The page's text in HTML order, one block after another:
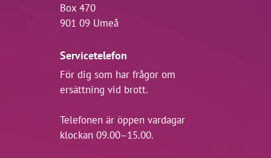
Box 470
901 09 Umeå
Servicetelefon
För dig som har frågor om
ersättning vid brott.
Telefonen är öppen vardagar
klockan 09.00–15.00.